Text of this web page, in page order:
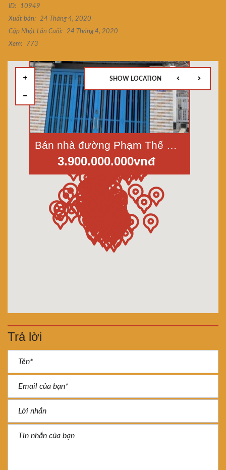
ID:
10949
Xuất bản:
24 Tháng 4, 2020
Cập Nhật Lần Cuối:
24 Tháng 4, 2020
Xem:
773
Bán nhà đường Phạm Thế Hiển, P.7, Quận 8, hẻm xe hơi, Dt 4,1x14m, 1 lầu
3.900.000.000vnđ
SHOW LOCATION
Trả lời